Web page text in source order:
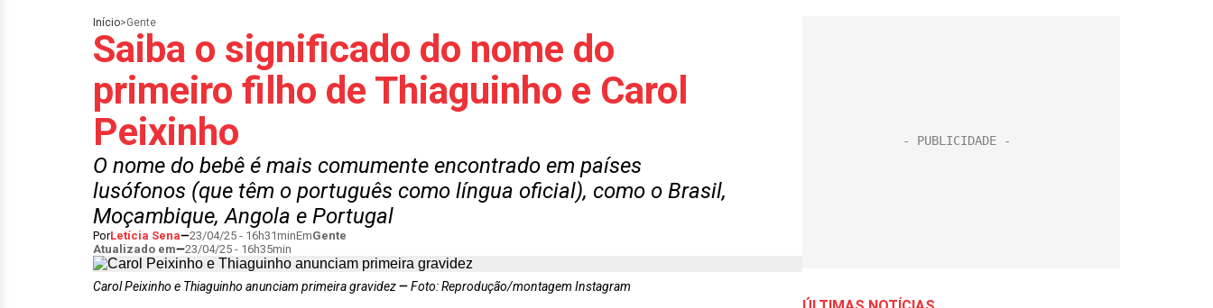
Início>Gente
Saiba o significado do nome do
primeiro filho de Thiaguinho e Carol
Peixinho
O nome do bebê é mais comumente encontrado em países
lusófonos (que têm o português como língua oficial), como o Brasil,
Moçambique, Angola e Portugal
PorLetícia Sena 23/04/25 - 16h31minEmGente
Atualizado em
23/04/25 - 16h35min
Carol Peixinho e Thiaguinho anunciam primeira gravidez Foto: Reprodução/montagem Instagram